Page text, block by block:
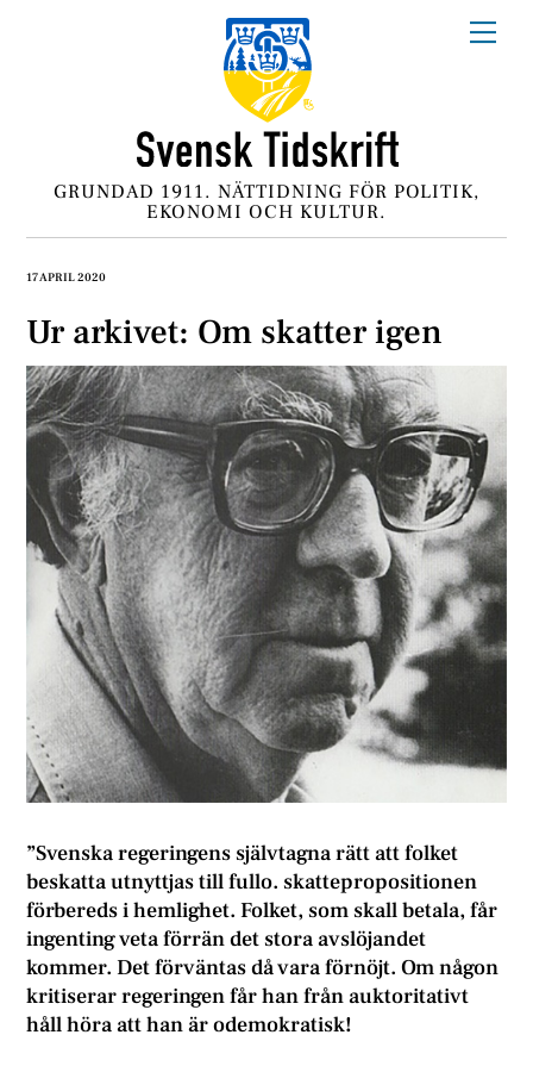
GRUNDAD 1911. NÄTTIDNING FÖR POLITIK,
EKONOMI OCH KULTUR.
17 APRIL 2020
Ur arkivet: Om skatter igen
”Svenska regeringens självtagna rätt att folket
beskatta utnyttjas till fullo. skattepropositionen
förbereds i hemlighet. Folket, som skall betala, får
ingenting veta förrän det stora avslöjandet
kommer. Det förväntas då vara förnöjt. Om någon
kritiserar regeringen får han från auktoritativt
håll höra att han är odemokratisk!